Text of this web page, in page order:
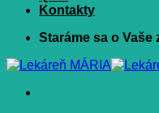
Kontakty
Staráme sa o Vaše